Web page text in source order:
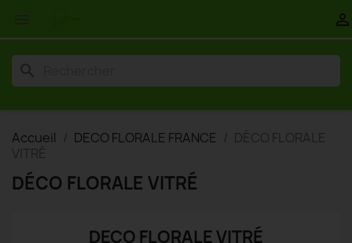

search
Accueil DECO FLORALE FRANCE
DÉCO FLORALE
VITRÉ
DÉCO FLORALE VITRÉ
DECO FLORALE VITRÉ